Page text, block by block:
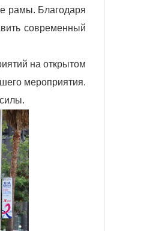
рамы. Благодаря
современный
на открытом
мероприятия.